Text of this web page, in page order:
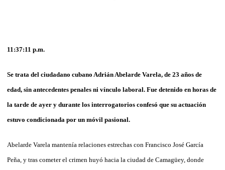
11:37:11 p.m.
Se trata del ciudadano cubano Adrián Abelarde Varela, de 23 años de
edad, sin antecedentes penales ni vínculo laboral. Fue detenido en horas de
la tarde de ayer y durante los interrogatorios confesó que su actuación
estuvo condicionada por un móvil pasional.
Abelarde Varela mantenía relaciones estrechas con Francisco José García
Peña, y tras cometer el crimen huyó hacia la ciudad de Camagüey, donde